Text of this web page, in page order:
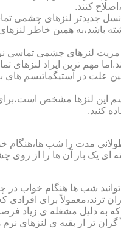
کنند.
جدیدتر لنزهای چشمی
باشد،به همین خاطر
مزیت لنزهای چشمی تماسی
مهم ترین ایراد
علت در آستیگماتیسم های
این لنزها مشخص است،برای
مدت را شب ها،هنگام
ای یک بار آن ها را از
شب ها هنگام خواب در
برای افرادی
دلیل مشغله ی زیاد فرصت
گران تر از بقیه ی لنزهای